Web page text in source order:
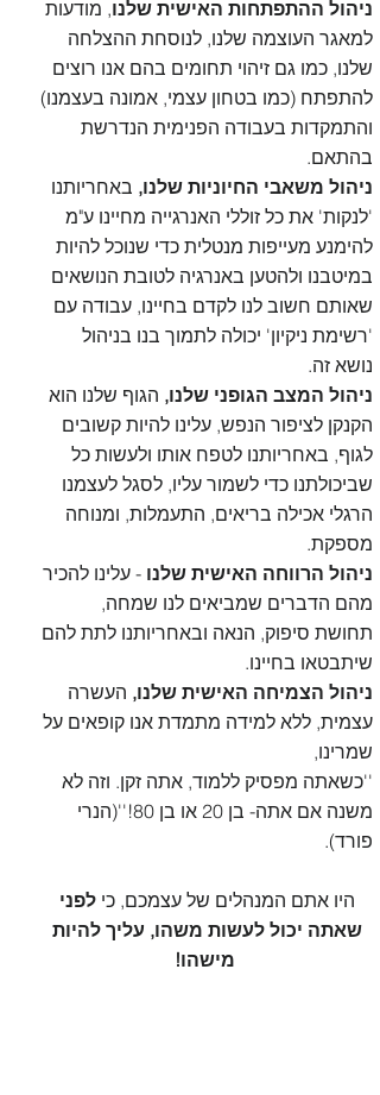
ניהול ההתפתחות האישית שלנו, מודעות
למאגר העוצמה שלנו, לנוסחת ההצלחה
שלנו, כמו גם זיהוי תחומים בהם אנו רוצים
להתפתח (כמו בטחון עצמי, אמונה בעצמנו)
והתמקדות בעבודה הפנימית הנדרשת
בהתאם.
ניהול משאבי החיוניות שלנו, באחריותנו
'לנקות' את כל זוללי האנרגייה מחיינו ע"מ
להימנע מעייפות מנטלית כדי שנוכל להיות
במיטבנו ולהטען באנרגיה לטובת הנושאים
שאותם חשוב לנו לקדם בחיינו, עבודה עם
'רשימת ניקיון' יכולה לתמוך בנו בניהול
נושא זה.
ניהול המצב הגופני שלנו, הגוף שלנו הוא
הקנקן לציפור הנפש, עלינו להיות קשובים
לגוף, באחריותנו לטפח אותו ולעשות כל
שביכולתנו כדי לשמור עליו, לסגל לעצמנו
הרגלי אכילה בריאים, התעמלות, ומנוחה
מספקת.
ניהול הרווחה האישית שלנו - עלינו להכיר
מהם הדברים שמביאים לנו שמחה,
תחושת סיפוק, הנאה ובאחריותנו לתת להם
שיתבטאו בחיינו.
ניהול הצמיחה האישית שלנו, העשרה
עצמית, ללא למידה מתמדת אנו קופאים על
שמרינו,
''כשאתה מפסיק ללמוד, אתה זקן. וזה לא
משנה אם אתה- בן 20 או בן 80!''(הנרי
פורד).
היו אתם המנהלים של עצמכם, כי לפני
שאתה יכול לעשות משהו, עליך להיות
מישהו!